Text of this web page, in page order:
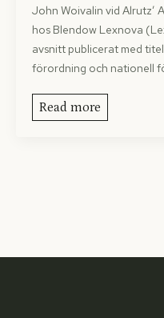
John Woivalin vid Alrutz’
hos Blendow Lexnova
avsnitt publicerat med
förordning och nationell
Read more